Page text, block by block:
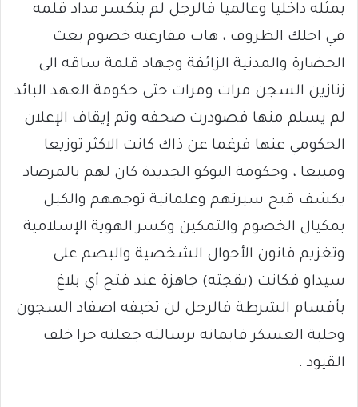
بمثله داخليا وعالميا فالرجل لم ينكسر مداد قلمه
في احلك الظروف ، هاب مقارعته خصوم بعث
الحضارة والمدنية الزائفة وجهاد قلمة ساقه الى
زنازين السجن مرات ومرات حتى حكومة العهد البائد
لم يسلم منها فصودرت صحفه وتم إيقاف الإعلان
الحكومي عنها فرغما عن ذاك كانت الاكثر توزيعا
ومبيعا ، وحكومة البوكو الجديدة كان لهم بالمرصاد
يكشف قبح سيرتهم وعلمانية توجههم والكيل
بمكيال الخصوم والتمكين وكسر الهوية الإسلامية
وتغزيم قانون الأحوال الشخصية والبصم على
سيداو فكانت (بقجته) جاهزة عند فتح أي بلاغ
بأقسام الشرطة فالرجل لن تخيفه اصفاد السجون
وجلبة العسكر فايمانه برسالته جعلته حرا خلف
القيود .